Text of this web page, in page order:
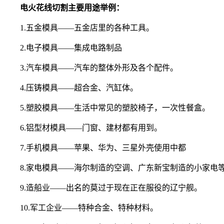
电火花线切割主要用途举例：
1.五金模具——五金店里的各种工具。
2.电子模具——集成电路制品
3.汽车模具——汽车的整体外形及各个配件。
4.压铸模具——超合金、汽缸体。
5.塑胶模具——生活中常见的塑胶椅子，一次性餐盒。
6.铝型材模具——门窗、建材都有用到。
7.手机模具——苹果、华为、三星外壳使用中都
8.家电模具——海尔制造的空调、广东新宝制造的小家电
9.造船业——出名的莫过于现在正在服役的辽宁舰。
10.军工企业——特种合金、特种材料。